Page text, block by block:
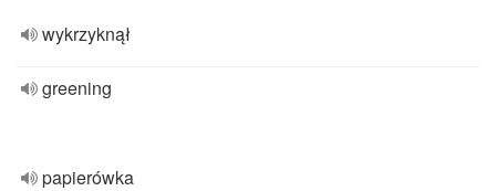
wykrzyknął
greening
papierówka